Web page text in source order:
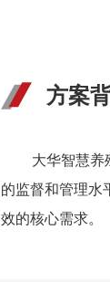
方案
大华智慧养
的监督和管理水
效的核心需求。